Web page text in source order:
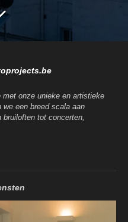
onze unieke en artistieke
een breed scala aan
bruiloften tot concerten,